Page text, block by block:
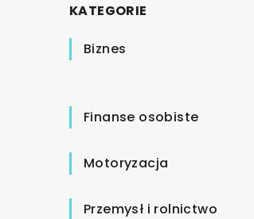
KATEGORIE
Biznes
Finanse osobiste
Motoryzacja
Przemysł i rolnictwo